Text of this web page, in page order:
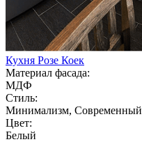
Кухня Розе Коек
Материал фасада:
МДФ
Стиль:
Минимализм, Современный
Цвет:
Белый